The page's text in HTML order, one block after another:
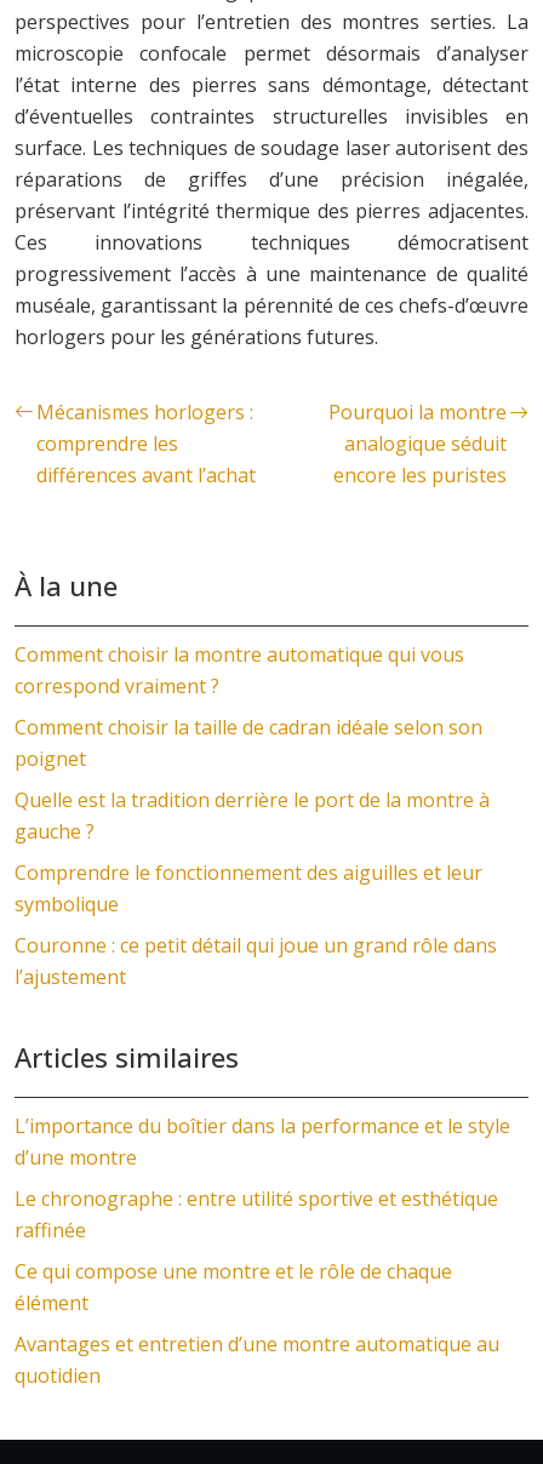
perspectives pour l’entretien des montres serties. La
microscopie confocale permet désormais d’analyser
l’état interne des pierres sans démontage, détectant
d’éventuelles contraintes structurelles invisibles en
surface. Les techniques de soudage laser autorisent des
réparations de griffes d’une précision inégalée,
préservant l’intégrité thermique des pierres adjacentes.
Ces innovations techniques démocratisent
progressivement l’accès à une maintenance de qualité
muséale, garantissant la pérennité de ces chefs-d’œuvre
horlogers pour les générations futures.
Mécanismes horlogers :
comprendre les
différences avant l’achat
Pourquoi la montre
analogique séduit
encore les puristes
À la une
Comment choisir la montre automatique qui vous
correspond vraiment ?
Comment choisir la taille de cadran idéale selon son
poignet
Quelle est la tradition derrière le port de la montre à
gauche ?
Comprendre le fonctionnement des aiguilles et leur
symbolique
Couronne : ce petit détail qui joue un grand rôle dans
l’ajustement
Articles similaires
L’importance du boîtier dans la performance et le style
d’une montre
Le chronographe : entre utilité sportive et esthétique
raffinée
Ce qui compose une montre et le rôle de chaque
élément
Avantages et entretien d’une montre automatique au
quotidien